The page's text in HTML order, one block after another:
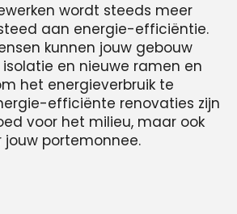
wordt steeds meer
aan energie-efficiëntie.
kunnen jouw gebouw
en nieuwe ramen en
het energieverbruik te
efficiënte renovaties zijn
voor het milieu, maar ook
jouw portemonnee.